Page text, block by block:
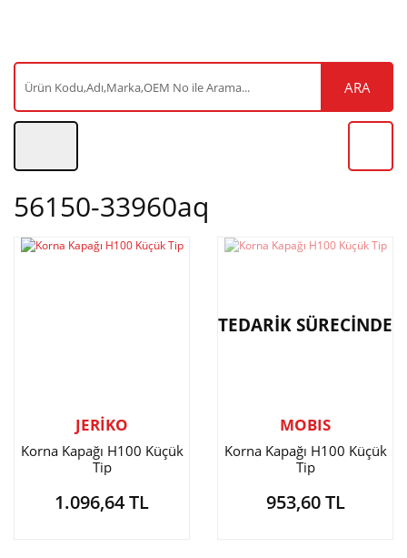
ARA
56150-33960aq
JERİKO
Korna Kapağı H100 Küçük
Tip
1.096,64 TL
TEDARİK SÜRECİNDE
MOBIS
Korna Kapağı H100 Küçük
Tip
953,60 TL